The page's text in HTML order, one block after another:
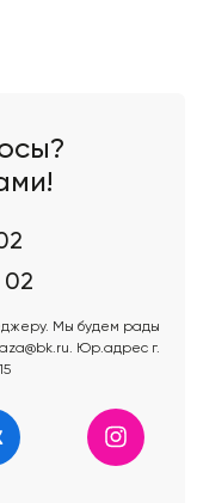
02
Мы будем рады
Юр.адрес г.